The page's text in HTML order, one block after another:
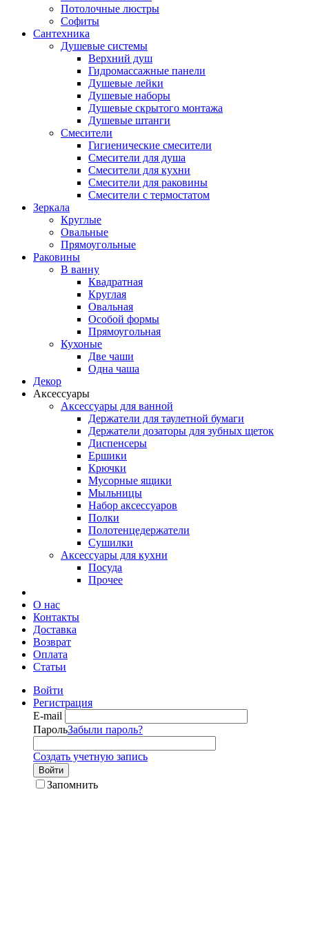
Потолочные люстры
Софиты
Сантехника
Душевые системы
Верхний душ
Гидромассажные панели
Душевые лейки
Душевые наборы
Душевые скрытого монтажа
Душевые штанги
Смесители
Гигиенические смесители
Смесители для душа
Смесители для кухни
Смесители для раковины
Смесители с термостатом
Зеркала
Круглые
Овальные
Прямоугольные
Раковины
В ванну
Квадратная
Круглая
Овальная
Особой формы
Прямоугольная
Кухоные
Две чаши
Одна чаша
Декор
Аксессуары
Аксессуары для ванной
Держатели для таулетной бумаги
Держатели дозаторы для зубных щеток
Диспенсеры
Ершики
Крючки
Мусорные ящики
Мыльницы
Набор аксессуаров
Полки
Полотенцедержатели
Сушилки
Аксессуары для кухни
Посуда
Прочее
О нас
Контакты
Доставка
Возврат
Оплата
Статьи
Войти
Регистрация
E-mail
ПарольЗабыли пароль?
Создать учетную запись
Войти
Запомнить